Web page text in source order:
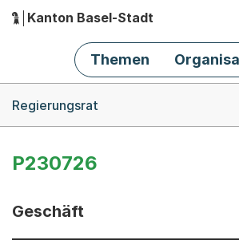
Hauptnavigation
Kanton Basel-Stadt
Themen
Regierungsrat
P230726
Geschäft